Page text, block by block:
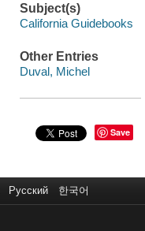
Subject(s)
California Guidebooks
Other Entries
Duval, Michel
Save
Русский 한국어